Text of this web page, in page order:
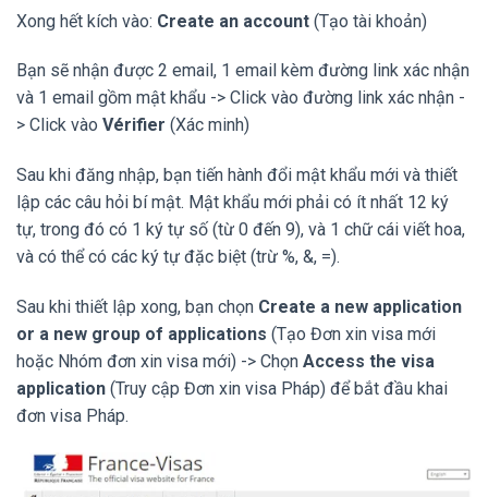
Xong hết kích vào: Create an account (Tạo tài khoản)
Bạn sẽ nhận được 2 email, 1 email kèm đường link xác nhận
và 1 email gồm mật khẩu -> Click vào đường link xác nhận -
> Click vào Vérifier (Xác minh)
Sau khi đăng nhập, bạn tiến hành đổi mật khẩu mới và thiết
lập các câu hỏi bí mật. Mật khẩu mới phải có ít nhất 12 ký
tự, trong đó có 1 ký tự số (từ 0 đến 9), và 1 chữ cái viết hoa,
và có thể có các ký tự đặc biệt (trừ %, &, =).
Sau khi thiết lập xong, bạn chọn Create a new application
or a new group of applications (Tạo Đơn xin visa mới
hoặc Nhóm đơn xin visa mới) -> Chọn Access the visa
application (Truy cập Đơn xin visa Pháp) để bắt đầu khai
đơn visa Pháp.